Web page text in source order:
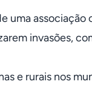
uma associação
invasões,
e rurais nos